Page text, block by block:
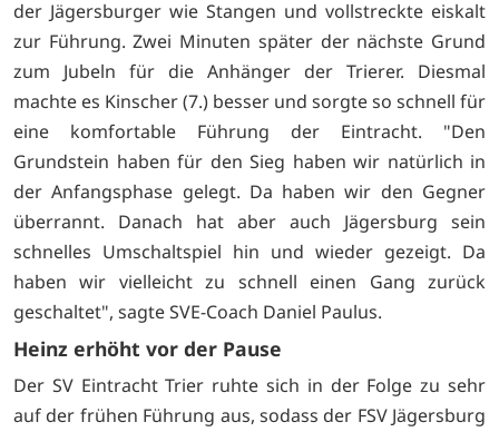
der Jägersburger wie Stangen und vollstreckte eiskalt
zur Führung. Zwei Minuten später der nächste Grund
zum Jubeln für die Anhänger der Trierer. Diesmal
machte es Kinscher (7.) besser und sorgte so schnell für
eine komfortable Führung der Eintracht. "Den
Grundstein haben für den Sieg haben wir natürlich in
der Anfangsphase gelegt. Da haben wir den Gegner
überrannt. Danach hat aber auch Jägersburg sein
schnelles Umschaltspiel hin und wieder gezeigt. Da
haben wir vielleicht zu schnell einen Gang zurück
geschaltet", sagte SVE-Coach Daniel Paulus.
Heinz erhöht vor der Pause
Der SV Eintracht Trier ruhte sich in der Folge zu sehr
auf der frühen Führung aus, sodass der FSV Jägersburg